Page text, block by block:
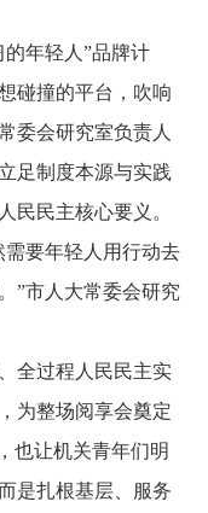
年轻人”品牌计
碰撞的平台，吹响
委会研究室负责人
足制度本源与实践
民民主核心要义。
要年轻人用行动去
”市人大常委会研究
过程人民民主实
为整场阅享会奠定
也让机关青年们明
是扎根基层、服务